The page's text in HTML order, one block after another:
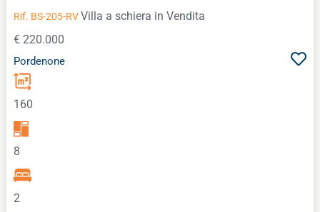
Rif. BS-205-RVVilla a schiera in Vendita
€ 220.000
Pordenone
160
8
2